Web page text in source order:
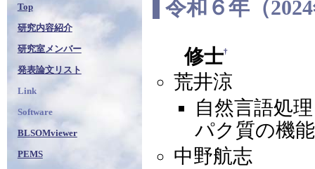
令和６年（
修士†
荒井涼
自然言語処
パク質の機
中野航志
Top
研究内容紹介
研究室メンバー
発表論文リスト
Link
Software
BLSOMviewer
PEMS